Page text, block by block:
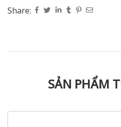
Share:
SẢN PHẨM